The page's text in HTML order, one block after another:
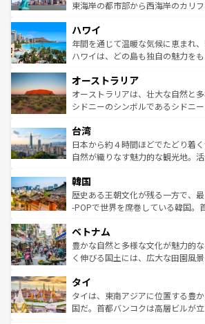
ことができる。国民の所得が高い
ば市内交通費無料で観光を楽しむこともで
着のスイス情報はコンテンツ一覧
東海岸の都市部から西海岸のカリ
のような巨大都市は、観光、ショッ
ンメントが詰まった刺激的なスポ
西部には大自然が広がり、グラン
部のニューオーリンズでは、音楽と
文化が魅力。旅行者はアメリカの各
しみながら、その多様性と豊かな
ならではの贅沢な旅のスタイルだ。 なお、新着のアメリカ
情報はコンテンツ一覧を参照して
ハワイ
年間を通じて温暖な気候に恵まれ
ハワイは、どの島も独自の魅力を
ワイ島は見逃せない。また、定番の
島だが、静かな自然を求めるならマ
おすすめ。エメラルドグリーンに
れるおもてなしの心で訪れる人々を
人々、おいしいローカルフードや
ク、伝統的なフラダンスなど、す
ワイを、存分に味わってほしい。 なお、新着のハワイ情報
はコンテンツ一覧を参照してほし
オーストラリア
オーストラリアは、壮大な自然と多
シドニーのシンボルであるシドニ
リアリーフや大陸中央部にそびえる
ク）、タスマニアの美しい原生林
ど、見どころがたくさん。また、
いる。アクティビティも充実してお
ビング、ハイキングなど、アウト
い。オーストラリアの多彩な魅力
参照してほしい。
台湾
日本から約４時間ほどでたどり着
自然が織りなす魅力的な観光地。
ン）、静ひつな山岳地帯である台湾
と山間の静けさが共存しており、
驚きをもたらしてくれる。また、
容にもいいと評判のスイーツなど、
が味わえる。 なお、新着の台湾情
照してほしい。
韓国
歴史ある王朝文化が残る一方で、
-POPで世界を席巻している韓国。
き、地方に足を延ばせば四季折々の
できる。そして、キムチや焼肉、
まで、さまざまな韓国料理が待っ
リティに包まれながら、韓国の多彩
わってみてほしい。 なお
覧を参照してほしい。
ベトナム
豊かな自然と多様な文化が魅力的
く伸びる国土には、広大な田園風
急速な発展と共に伝統が息づく。ハ
ーチミン市のフランス統治時代の
醸し出している。また、バラエテ
タイ
タイは、東南アジアに位置する豊
国だ。首都バンコクは高層ビルが